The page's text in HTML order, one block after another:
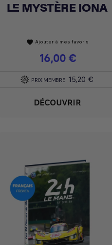
Achat express
LE MYSTÈRE IONA
favorite Ajouter à mes favoris
Prix
16,00 €
PRIX MEMBRE 15,20 €
DÉCOUVRIR